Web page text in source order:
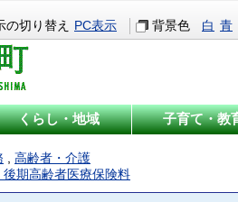
の切り替え PC表示 背景色 白 青
くらし・地域 子育て・教
, 高齢者・介護
期高齢者医療保険料